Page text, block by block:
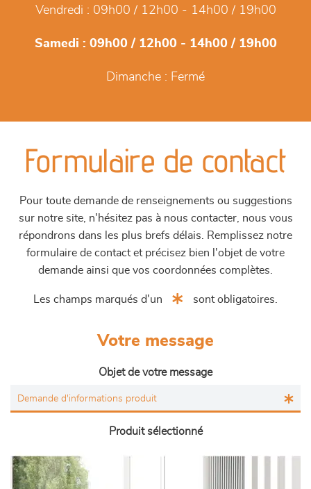
Vendredi : 09h00 / 12h00 - 14h00 / 19h00
Samedi : 09h00 / 12h00 - 14h00 / 19h00
Dimanche : Fermé
Formulaire de contact
Pour toute demande de renseignements ou suggestions
sur notre site, n'hésitez pas à nous contacter, nous vous
répondrons dans les plus brefs délais. Remplissez notre
formulaire de contact et précisez bien l'objet de votre
demande ainsi que vos coordonnées complètes.
Les champs marqués d'un sont obligatoires.
Votre message
Objet de votre message
Produit sélectionné